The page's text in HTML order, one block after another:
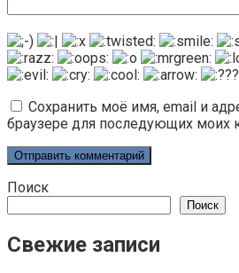
Сохранить моё имя, email и
браузере для последующих моих
Поиск
Поиск
Свежие записи